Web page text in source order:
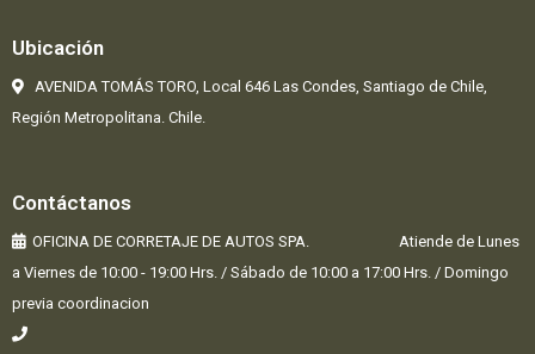
Ubicación
AVENIDA TOMÁS TORO, Local 646 Las Condes, Santiago de Chile,
Región Metropolitana. Chile.
Contáctanos
OFICINA DE CORRETAJE DE AUTOS SPA. Atiende de Lunes
a Viernes de 10:00 - 19:00 Hrs. / Sábado de 10:00 a 17:00 Hrs. / Domingo
previa coordinacion